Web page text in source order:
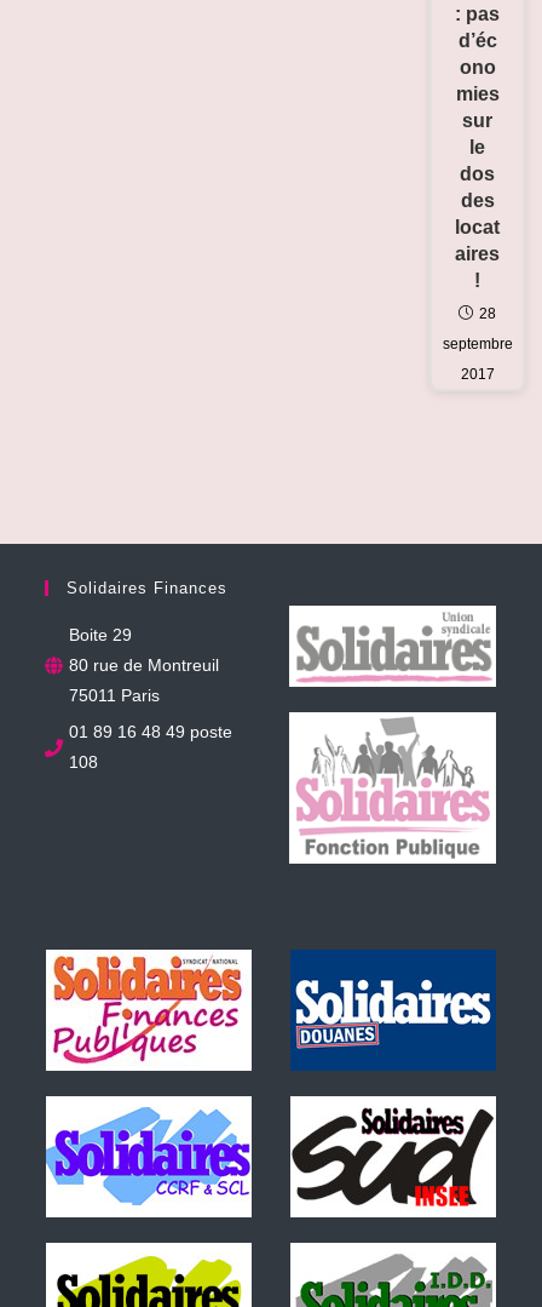
: pas
d’éc
ono
mies
sur
le
dos
des
locat
aires
!
28
septembre
2017
Solidaires Finances
Boite 29
80 rue de Montreuil
75011 Paris
01 89 16 48 49 poste
108